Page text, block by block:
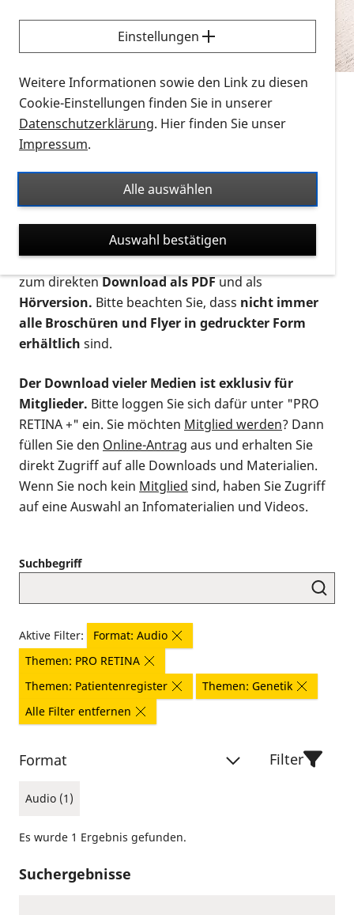
Sie möchten wissen, wie Sie nach Infonmaterial
suchen und dieses bestellen bzw. herunterladen
können? Schauen Sie sich dieErklärvideos zum
Thema Infomaterial auf der PRO RETINA-Website
für blinde und sehbehinderte Menschen an.
Auf dieser Seite finden Sie sämtliches Infomaterial
Ort. Nutzen Sie den Formatfilter, um ausschließlich
nach Flyern und Broschüren, Audios oder Videos zu
suchen. Die meisten Flyer und Broschüren werden in
verschiedenen Formaten angeboten: zur
postalischen Bestellung als gedruckte Variante
zum direktenDownload als PDFund als
Hörversion. Bitte beachten Sie, dass nicht immer
alle Broschüren und Flyer in gedruckter Form
erhältlich sind.
Der Download vieler Medien ist exklusiv für
Mitglieder. Bitte loggen Sie sich dafür unter "PRO
RETINA +" ein. Sie möchten Mitglied werden? Dann
füllen Sie den Online-Antrag aus und erhalten Sie
direkt Zugriff auf alle Downloads und Materialien.
Wenn Sie noch kein Mitglied sind, haben Sie Zugriff
auf eine Auswahl an Infomaterialien und Videos.
Suchbegriff
Aktive Filter:
Format: Audio
Themen: PRO RETINA
Themen: Patientenregister
Themen: Genetik
Alle Filter entfernen
Format
Audio (1)
Filter
Es wurde 1 Ergebnis gefunden.
Suchergebnisse
Einstellungen
Weitere Informationen sowie den Link zu diesen
Cookie-Einstellungen finden Sie in unserer
Datenschutzerklärung. Hier finden Sie unser
Impressum.
Alle auswählen
Auswahl bestätigen